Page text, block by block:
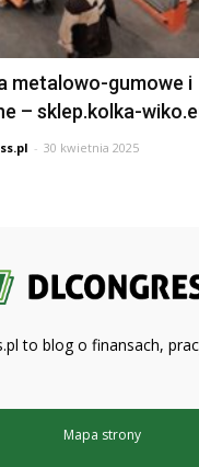
metalowo-gumowe i
– sklep.kolka-
- 30 kwietnia 2025
to blog o finansach,
Mapa strony